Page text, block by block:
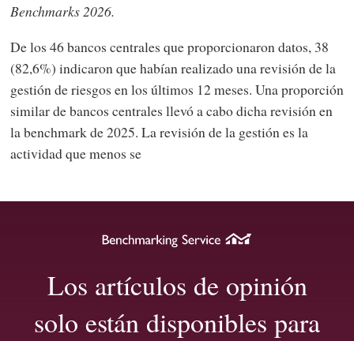
Benchmarks 2026.
De los 46 bancos centrales que proporcionaron datos, 38
(82,6%) indicaron que habían realizado una revisión de la
gestión de riesgos en los últimos 12 meses. Una proporción
similar de bancos centrales llevó a cabo dicha revisión en
la benchmark de 2025. La revisión de la gestión es la
actividad que menos se